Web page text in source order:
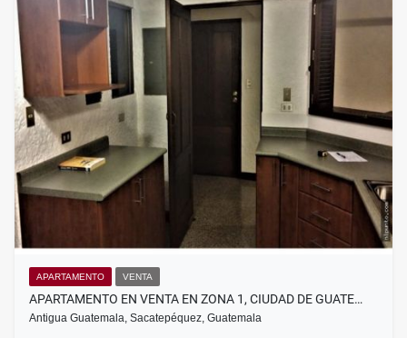
APARTAMENTO VENTA
APARTAMENTO EN VENTA EN ZONA 1, CIUDAD DE GUATE…
Antigua Guatemala, Sacatepéquez, Guatemala